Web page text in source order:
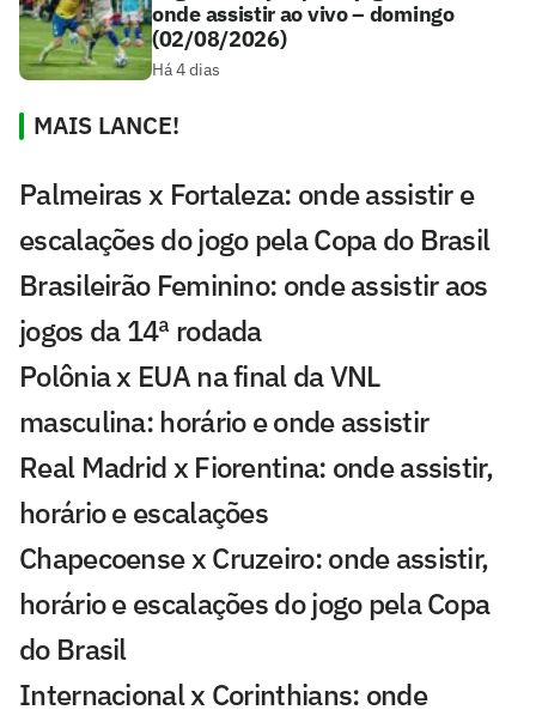
onde assistir ao vivo – domingo
(02/08/2026)
Há 4 dias
MAIS LANCE!
Palmeiras x Fortaleza: onde assistir e
escalações do jogo pela Copa do Brasil
Brasileirão Feminino: onde assistir aos
jogos da 14ª rodada
Polônia x EUA na final da VNL
masculina: horário e onde assistir
Real Madrid x Fiorentina: onde assistir,
horário e escalações
Chapecoense x Cruzeiro: onde assistir,
horário e escalações do jogo pela Copa
do Brasil
Internacional x Corinthians: onde